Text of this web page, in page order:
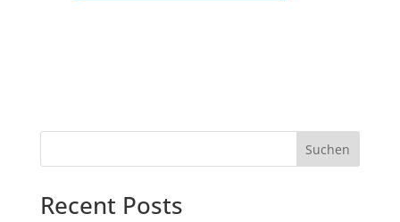
Suchen
Recent Posts